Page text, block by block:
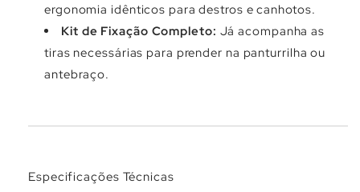
ergonomia idênticos para destros e canhotos.
Kit de Fixação Completo: Já acompanha as
tiras necessárias para prender na panturrilha ou
antebraço.
Especificações Técnicas